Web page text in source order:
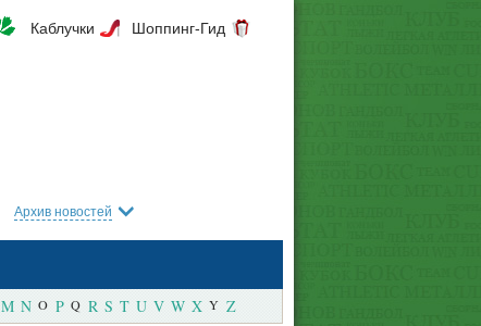
Каблучки Шоппинг-Гид
Архив новостей
M N O P Q R S T U V W X Y Z